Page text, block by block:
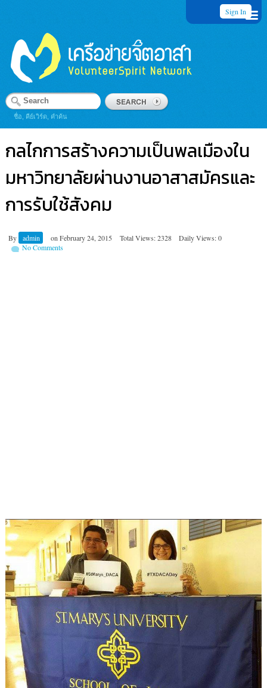
Sign In
ชื่อ, คีย์เวิร์ด, คำค้น
กลไกการสร้างความเป็นพลเมืองใน
มหาวิทยาลัยผ่านงานอาสาสมัครและ
การรับใช้สังคม
By admin on February 24, 2015 Total Views: 2328
Daily Views: 0
No Comments